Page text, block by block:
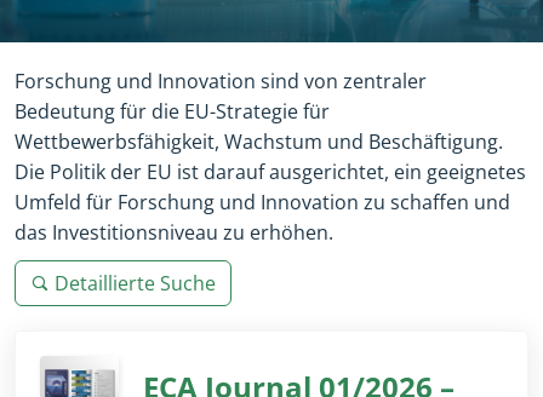
Forschung und Innovation sind von zentraler
Bedeutung für die EU-Strategie für
Wettbewerbsfähigkeit, Wachstum und Beschäftigung.
Die Politik der EU ist darauf ausgerichtet, ein geeignetes
Umfeld für Forschung und Innovation zu schaffen und
das Investitionsniveau zu erhöhen.
Detaillierte Suche
ECA Journal 01/2026 –